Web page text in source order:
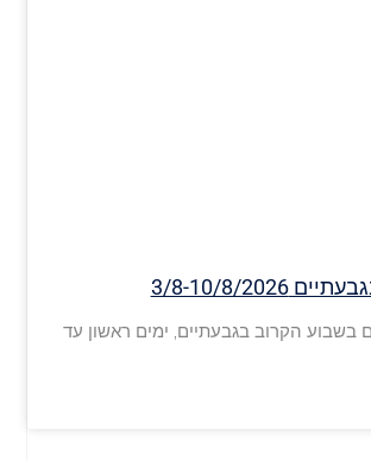
3/8-10/8/2026
בשבוע הקרוב בגבעתיים, ימים ראשון עד